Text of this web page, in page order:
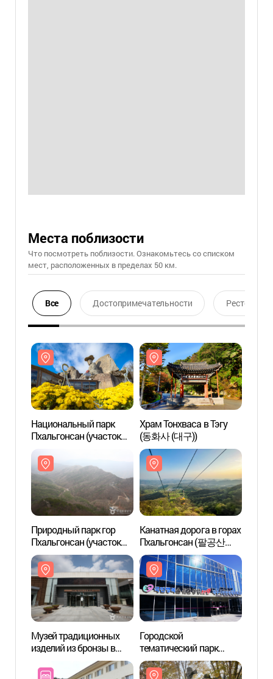
Места поблизости
Что посмотреть поблизости. Ознакомьтесь со списком
мест, расположенных в пределах 50 км.
Все Достопримечательности Ресторан
Национальный парк
Пхальгонсан (участок
(팔공산국립공원
(갓바위지구))
Храм Тонхваса в Тэгу
(동화사 (대구))
Природный парк гор
Пхальгонсан (участок
Катпави)
(팔공산자연공원
(갓바위지구))
Канатная дорога в горах
Пхальгонсан (팔공산
케이블카)
Музей традиционных
изделий из бронзы в
방짜유기박물관)
Городской
тематический парк
безопасности в Тэгу
(대구시민안전테마파크)